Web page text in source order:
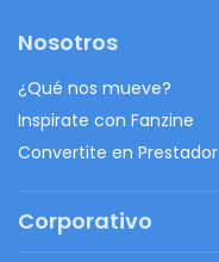
Nosotros
¿Qué nos mueve?
Inspirate con Fanzine
Convertite en Prestador
Corporativo